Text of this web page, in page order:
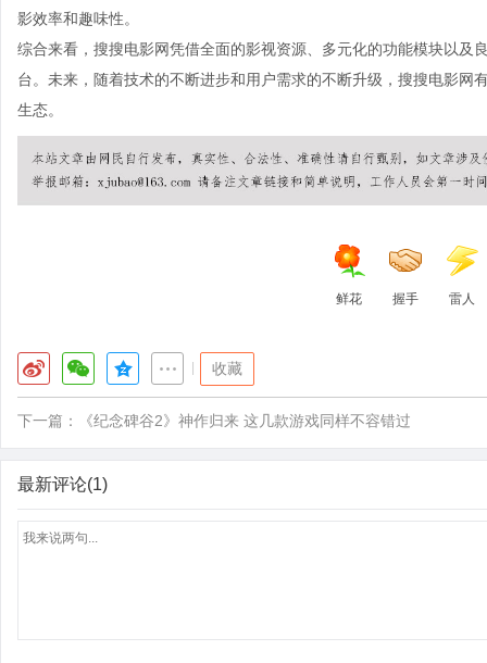
影效率和趣味性。
综合来看，搜搜电影网凭借全面的影视资源、多元化的功能模块以及
台。未来，随着技术的不断进步和用户需求的不断升级，搜搜电影
生态。
鲜花 握手 雷人
收藏
下一篇： 《纪念碑谷2》神作归来 这几款游戏同样不容错过
最新评论(1)